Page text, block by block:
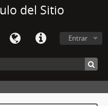
del Sitio
Entrar